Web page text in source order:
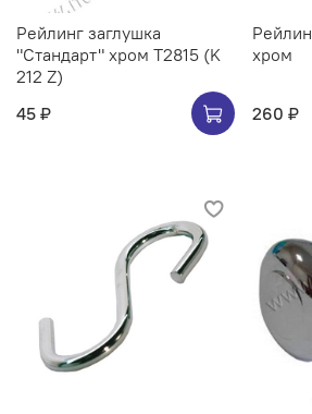
Рейлинг заглушка
"Стандарт" хром Т2815 (K
212 Z)
45 ₽
хром
260 ₽